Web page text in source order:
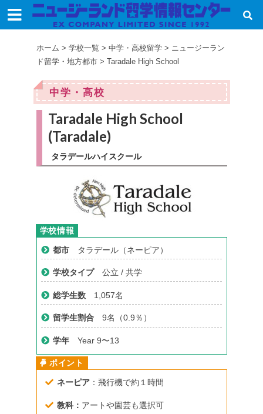
ホーム > 学校一覧 > 中学・高校留学> ニュージーラン
ド留学・地方都市> Taradale High School
中学・高校
Taradale High School
(Taradale)
タラデールハイスクール
都市タラデール（ネーピア）
学校タイプ公立 / 共学
総学生数1,057名
留学生割合9名（0.9％）
学年Year 9〜13
ネーピア ：飛行機で約１時間
教科： アートや園芸も選択可